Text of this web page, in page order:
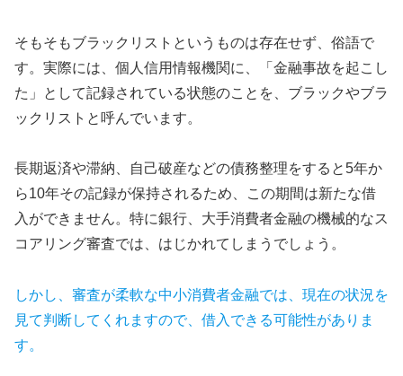
そもそもブラックリストというものは存在せず、俗語で
す。実際には、個人信用情報機関に、「金融事故を起こし
た」として記録されている状態のことを、ブラックやブラ
ックリストと呼んでいます。
長期返済や滞納、自己破産などの債務整理をすると5年か
ら10年その記録が保持されるため、この期間は新たな借
入ができません。特に銀行、大手消費者金融の機械的なス
コアリング審査では、はじかれてしまうでしょう。
しかし、審査が柔軟な中小消費者金融では、現在の状況を
見て判断してくれますので、借入できる可能性がありま
す。